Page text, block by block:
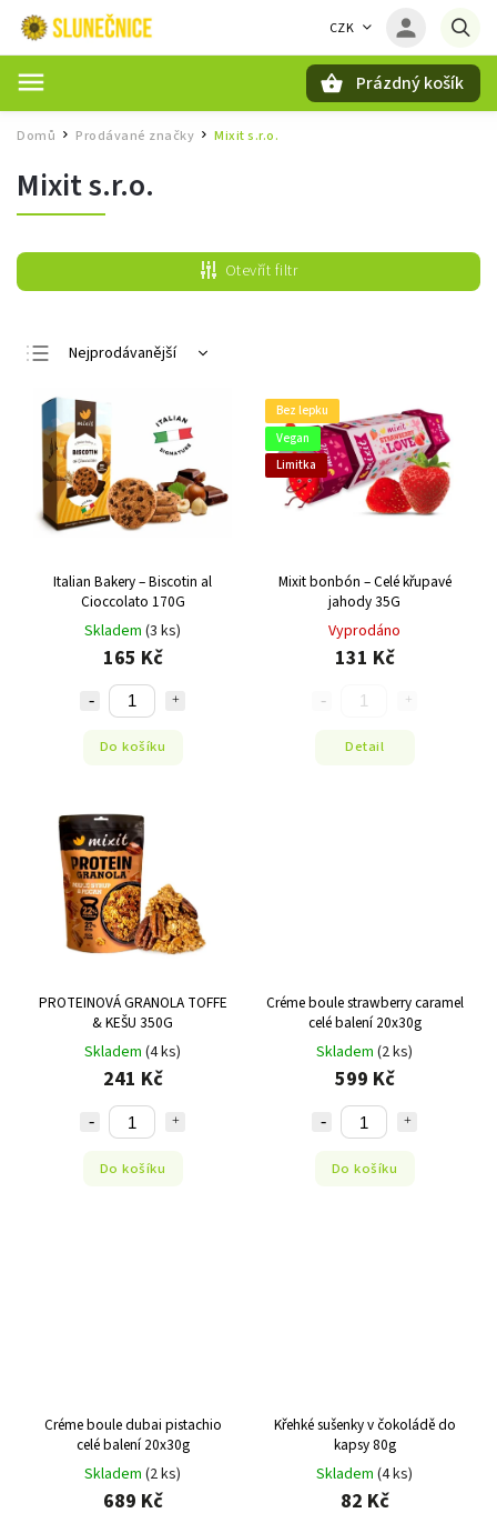
CZK
Prázdný košík
Domů / Prodávané značky / Mixit s.r.o.
Mixit s.r.o.
Otevřít filtr
Nejprodávanější
Nejdražší
Abecedně
Italian Bakery – Biscotin al
Cioccolato 170G
Skladem (3 ks)
165 Kč
Do košíku
Bez lepku
Vegan
Limitka
Mixit bonbón – Celé křupavé
jahody 35G
Vyprodáno
131 Kč
Detail
PROTEINOVÁ GRANOLA TOFFE
& KEŠU 350G
Skladem (4 ks)
241 Kč
Do košíku
Créme boule strawberry caramel
celé balení 20x30g
Skladem (2 ks)
599 Kč
Do košíku
Créme boule dubai pistachio
celé balení 20x30g
Skladem (2 ks)
689 Kč
Křehké sušenky v čokoládě do
kapsy 80g
Skladem (4 ks)
82 Kč